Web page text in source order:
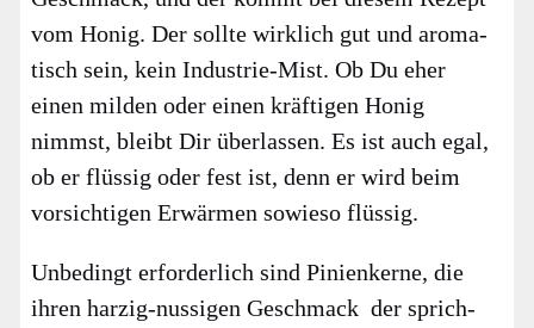
vom Honig. Der soll­te wirk­lich gut und aro­ma­
tisch sein, kein Indus­trie-Mist. Ob Du eher
einen mil­den oder einen kräf­ti­gen Honig
nimmst, bleibt Dir über­las­sen. Es ist auch egal,
ob er flüs­sig oder fest ist, denn er wird beim
vor­sich­ti­gen Erwär­men sowie­so flüs­sig.
Unbe­dingt erfor­der­lich sind Pini­en­ker­ne, die
ihren har­zig-nussi­gen Geschmack der sprich­